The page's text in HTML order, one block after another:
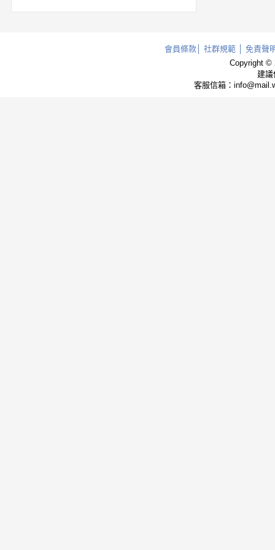
會員條款 社群規範
免責聲
Copyright ©
建議
客服信箱：